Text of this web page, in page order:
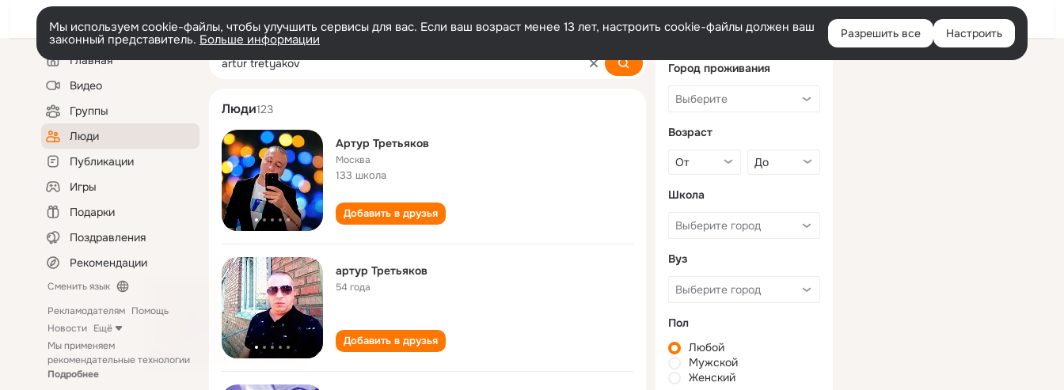
Войти
Мы используем cookie-файлы, чтобы улучшить сервисы для вас. Если ваш возраст менее 13 лет, настроить cookie-файлы должен ваш
законный представитель. Больше информации Разрешить все Настроить
Левая
колонкаГлавная
Видео
Группы
Люди
Публикации
Игры
Подарки
Поздравления
Рекомендации
Сменить язык
Рекламодателям Помощь
Новости Ещё
Мы применяем
рекомендательные технологии
Подробнее
artur tretyakov
Люди123
Артур Третьяков
Москва
133 школа
Добавить в друзья
артур Третьяков
54 года
Добавить в друзья
Город проживания
Возраст
Школа
Вуз
Пол
Любой
Мужской
Женский